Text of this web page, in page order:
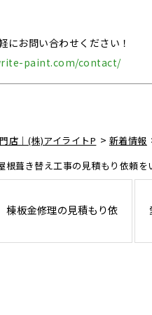
お問い合わせください！
paint.com/contact/
店｜(株)アイライトP > 新着情報
葺き替え工事の見積もり依頼を
板金修理の見積もり依